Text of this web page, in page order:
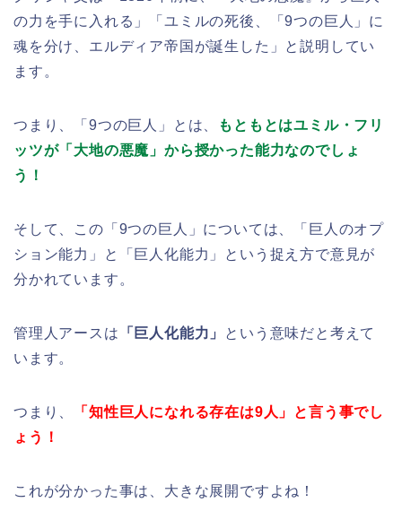
の力を手に入れる」「ユミルの死後、「9つの巨人」に
魂を分け、エルディア帝国が誕生した」と説明してい
ます。
つまり、「9つの巨人」とは、
もともとはユミル・フリ
ッツが「大地の悪魔」から授かった能力なのでしょ
う！
そして、この「9つの巨人」については、「巨人のオプ
ション能力」と「巨人化能力」という捉え方で意見が
分かれています。
管理人アースは 「巨人化能力」
という意味だと考えて
います。
つまり、
「知性巨人になれる存在は9人」と言う事でし
ょう！
これが分かった事は、大きな展開ですよね！